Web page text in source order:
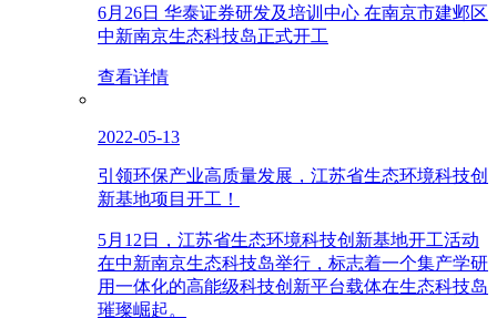
6月26日 华泰证券研发及培训中心 在南京市建邺区
中新南京生态科技岛正式开工
查看详情
2022-05-13
引领环保产业高质量发展，江苏省生态环境科技创
新基地项目开工！
5月12日，江苏省生态环境科技创新基地开工活动
在中新南京生态科技岛举行，标志着一个集产学研
用一体化的高能级科技创新平台载体在生态科技岛
璀璨崛起。